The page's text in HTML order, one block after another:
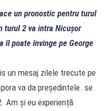
un pronostic pentru turul
turul 2 va intra Nicușor
îl poate învinge pe George
un mesaj zilele trecute pe
va da președintele. se
Am și eu experiență